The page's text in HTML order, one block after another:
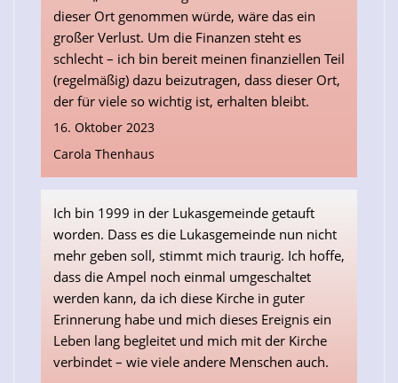
dieser Ort genommen würde, wäre das ein
großer Verlust. Um die Finanzen steht es
schlecht – ich bin bereit meinen finanziellen Teil
(regelmäßig) dazu beizutragen, dass dieser Ort,
der für viele so wichtig ist, erhalten bleibt.
16. Oktober 2023
Carola Thenhaus
Ich bin 1999 in der Lukasgemeinde getauft
worden. Dass es die Lukasgemeinde nun nicht
mehr geben soll, stimmt mich traurig. Ich hoffe,
dass die Ampel noch einmal umgeschaltet
werden kann, da ich diese Kirche in guter
Erinnerung habe und mich dieses Ereignis ein
Leben lang begleitet und mich mit der Kirche
verbindet – wie viele andere Menschen auch.